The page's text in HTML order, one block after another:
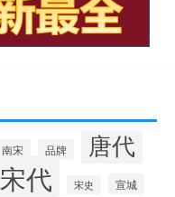
南宋 品牌 唐代
宋代 宋史 宣城